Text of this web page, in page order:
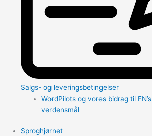
Salgs- og leveringsbetingelser
WordPilots og vores bidrag til FN’s
verdensmål
Sproghjørnet